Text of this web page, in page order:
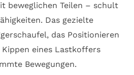
beweglichen Teilen – schult
Das gezielte
das Positionieren
eines Lastkoffers
Bewegungen.